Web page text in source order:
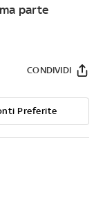
parte
Preferite
CONDIVIDI